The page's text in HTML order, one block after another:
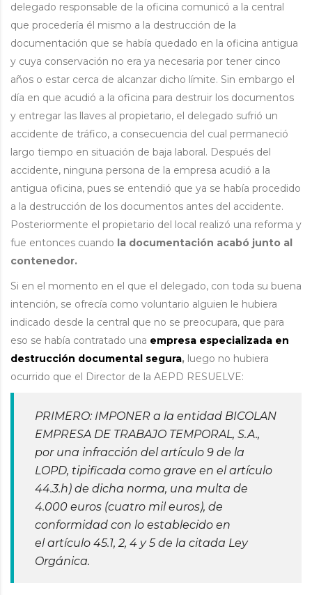
delegado responsable de la oficina comunicó a la central
que procedería él mismo a la destrucción de la
documentación que se había quedado en la oficina antigua
y cuya conservación no era ya necesaria por tener cinco
años o estar cerca de alcanzar dicho límite. Sin embargo el
día en que acudió a la oficina para destruir los documentos
y entregar las llaves al propietario, el delegado sufrió un
accidente de tráfico, a consecuencia del cual permaneció
largo tiempo en situación de baja laboral. Después del
accidente, ninguna persona de la empresa acudió a la
antigua oficina, pues se entendió que ya se había procedido
a la destrucción de los documentos antes del accidente.
Posteriormente el propietario del local realizó una reforma y
fue entonces cuando la documentación acabó junto al
contenedor.
Si en el momento en el que el delegado, con toda su buena
intención, se ofrecía como voluntario alguien le hubiera
indicado desde la central que no se preocupara, que para
eso se había contratado una empresa especializada en
destrucción documental segura, luego no hubiera
ocurrido que el Director de la AEPD RESUELVE:
PRIMERO: IMPONER a la entidad BICOLAN
EMPRESA DE TRABAJO TEMPORAL, S.A.,
por una infracción del artículo 9 de la
LOPD, tipificada como grave en el artículo
44.3.h) de dicha norma, una multa de
4.000 euros (cuatro mil euros), de
conformidad con lo establecido en
el artículo 45.1, 2, 4 y 5 de la citada Ley
Orgánica.